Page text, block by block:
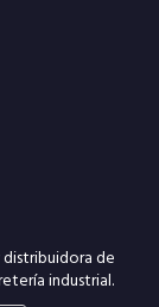
de
industrial.